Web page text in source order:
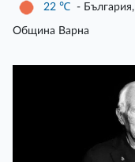
22 ℃ - България,
Община Варна